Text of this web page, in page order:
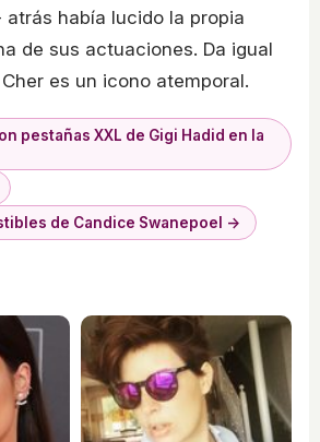
había lucido la propia
de sus actuaciones. Da igual
es un icono atemporal.
pestañas XXL de Gigi Hadid en la
de Candice Swanepoel →